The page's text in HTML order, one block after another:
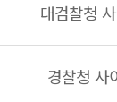
대검찰청
경찰청 사